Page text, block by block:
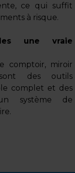
ce qui suffit
à risque.
une vraie
comptoir, miroir
des outils
complet et des
système de